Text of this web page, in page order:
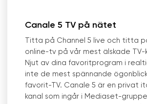
Canale 5 TV på nätet
Titta på Channel 5 live och titta
online-tv på vår mest älskade TV-
Njut av dina favoritprogram i
inte de mest spännande
favorit-TV. Canale 5 är en privat
kanal som ingår i Mediaset-